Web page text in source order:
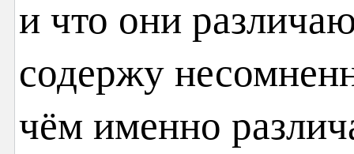
и что они
содержу
чём именно